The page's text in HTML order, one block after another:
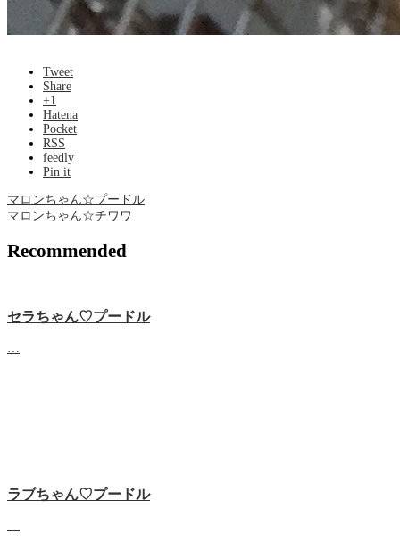
Tweet
Share
+1
Hatena
Pocket
RSS
feedly
Pin it
マロンちゃん☆プードル
マロンちゃん☆チワワ
Recommended
セラちゃん♡プードル
ラブちゃん♡プードル